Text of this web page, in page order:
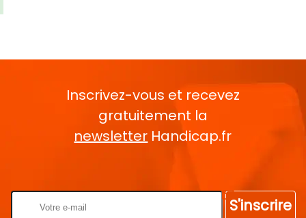
Inscrivez-vous et recevez
gratuitement la
newsletter Handicap.fr
S'inscrire